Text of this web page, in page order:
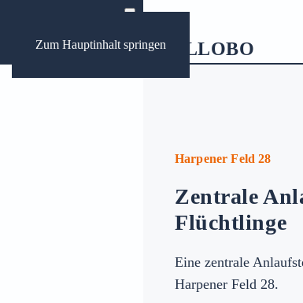
Zum Hauptinhalt springen
Harpener Feld 28
Zentrale
Flüchtlinge
Eine zentrale
Harpener Feld 28.